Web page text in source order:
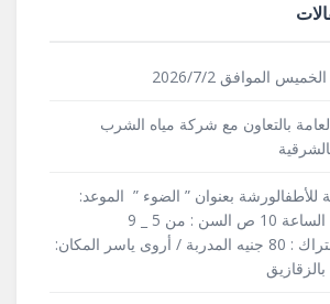
الموافق 2026/7/2
بالتعاون مع شركة مياه الشرب
بعنوان ” الضوء ” الموعد:
الأربعاء 2026/7/1 الساعة 10 ص السن : من 5 _ 9
سنوات تكلفة الاشتراك : 80 جنيه المدربة / أروى ياسر المكان: